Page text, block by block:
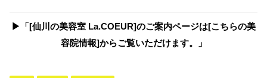
▶︎「[仙川の美容室 La.COEUR]のご案内ページは[こちらの美
容院情報]からご覧いただけます。」